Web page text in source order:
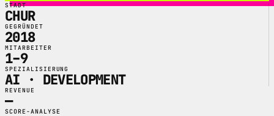
STADT
CHUR
GEGRÜNDET
2018
MITARBEITER
1–9
SPEZIALISIERUNG
AI · DEVELOPMENT
REVENUE
—
SCORE-ANALYSE